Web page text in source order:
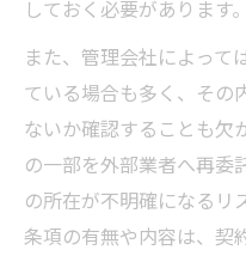
しておく必要があります。
また、管理会社によって
ている場合も多く、その
ないか確認することも欠
の一部を外部業者へ再委
の所在が不明確になるリ
条項の有無や内容は、契